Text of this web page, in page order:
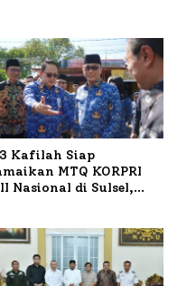
Kafilah Siap
MTQ KORPRI
Nasional di Sulsel,